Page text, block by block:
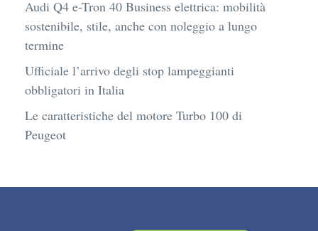
Audi Q4 e-Tron 40 Business elettrica: mobilità
sostenibile, stile, anche con noleggio a lungo
termine
Ufficiale l’arrivo degli stop lampeggianti
obbligatori in Italia
Le caratteristiche del motore Turbo 100 di
Peugeot